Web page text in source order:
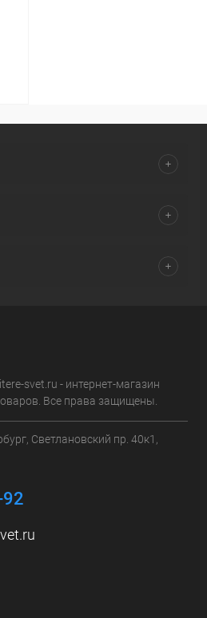
svet.ru - интернет-магазин
Все права защищены.
Светлановский пр. 40к1,